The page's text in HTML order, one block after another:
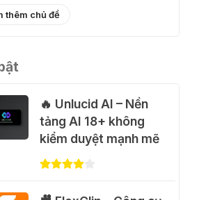
֎ Cách nhận
🎁 Hướng dẫn nhận
Capcut Pro 1 năm
miễn phí
31 Thg 07 2026
thêm chủ đề
🔥 Unlucid AI – Nền
tảng AI 18+ không
kiểm duyệt mạnh mẽ